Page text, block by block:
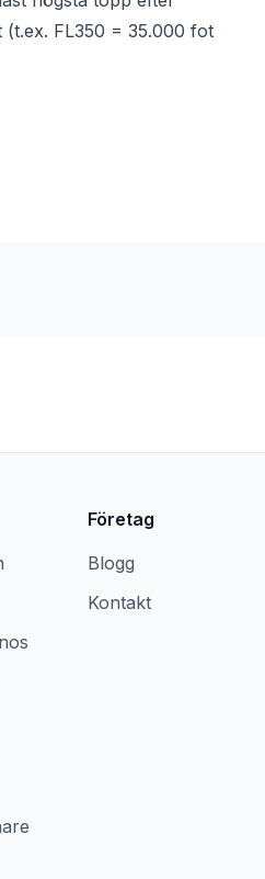
FL350 = 35.000 fot
Företag
Blogg
Kontakt